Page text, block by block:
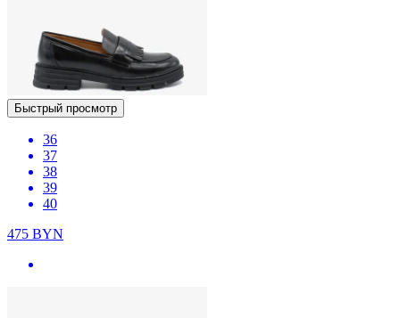
Быстрый просмотр
36
37
38
39
40
475 BYN